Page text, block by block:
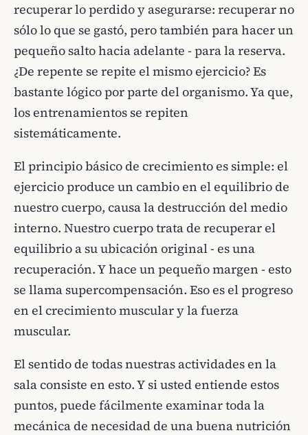
recuperar lo perdido y asegurarse: recuperar no
sólo lo que se gastó, pero también para hacer un
pequeño salto hacia adelante - para la reserva.
¿De repente se repite el mismo ejercicio? Es
bastante lógico por parte del organismo. Ya que,
los entrenamientos se repiten
sistemáticamente.
El principio básico de crecimiento es simple: el
ejercicio produce un cambio en el equilibrio de
nuestro cuerpo, causa la destrucción del medio
interno. Nuestro cuerpo trata de recuperar el
equilibrio a su ubicación original - es una
recuperación. Y hace un pequeño margen - esto
se llama supercompensación. Eso es el progreso
en el crecimiento muscular y la fuerza
muscular.
El sentido de todas nuestras actividades en la
sala consiste en esto. Y si usted entiende estos
puntos, puede fácilmente examinar toda la
mecánica de necesidad de una buena nutrición